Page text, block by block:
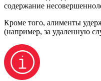
содержание
Кроме того, алименты
(например, за удаленную